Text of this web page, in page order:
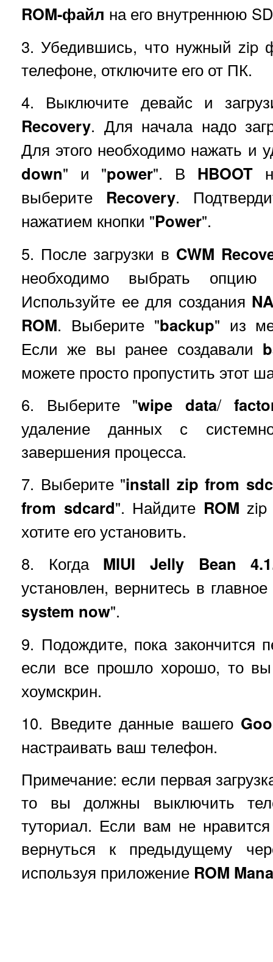
ROM-файл на его внутреннюю
3. Убедившись, что нужный zip
телефоне, отключите его от ПК.
4. Выключите девайс и
Recovery. Для начала надо
Для этого необходимо нажать и
down" и "power". В HBOOT
выберите Recovery.
нажатием кнопки "Power".
5. После загрузки в CWM
необходимо выбрать
Используйте ее для создания
ROM. Выберите "backup" из
Если же вы ранее создавали
можете просто пропустить этот
6. Выберите "wipe data/
удаление данных с
завершения процесса.
7. Выберите "install zip from
from sdcard". Найдите ROM zip
хотите его установить.
8. Когда MIUI Jelly Bean
установлен, вернитесь в
system now".
9. Подождите, пока закончится
если все прошло хорошо, то
хоумскрин.
10. Введите данные вашего
настраивать ваш телефон.
Примечание: если первая
то вы должны выключить
туториал. Если вам не
вернуться к предыдущему
используя приложение ROM